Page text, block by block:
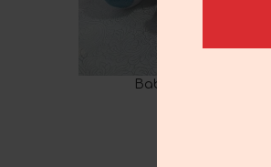
ADD TO CARTBaby Elephant Heart